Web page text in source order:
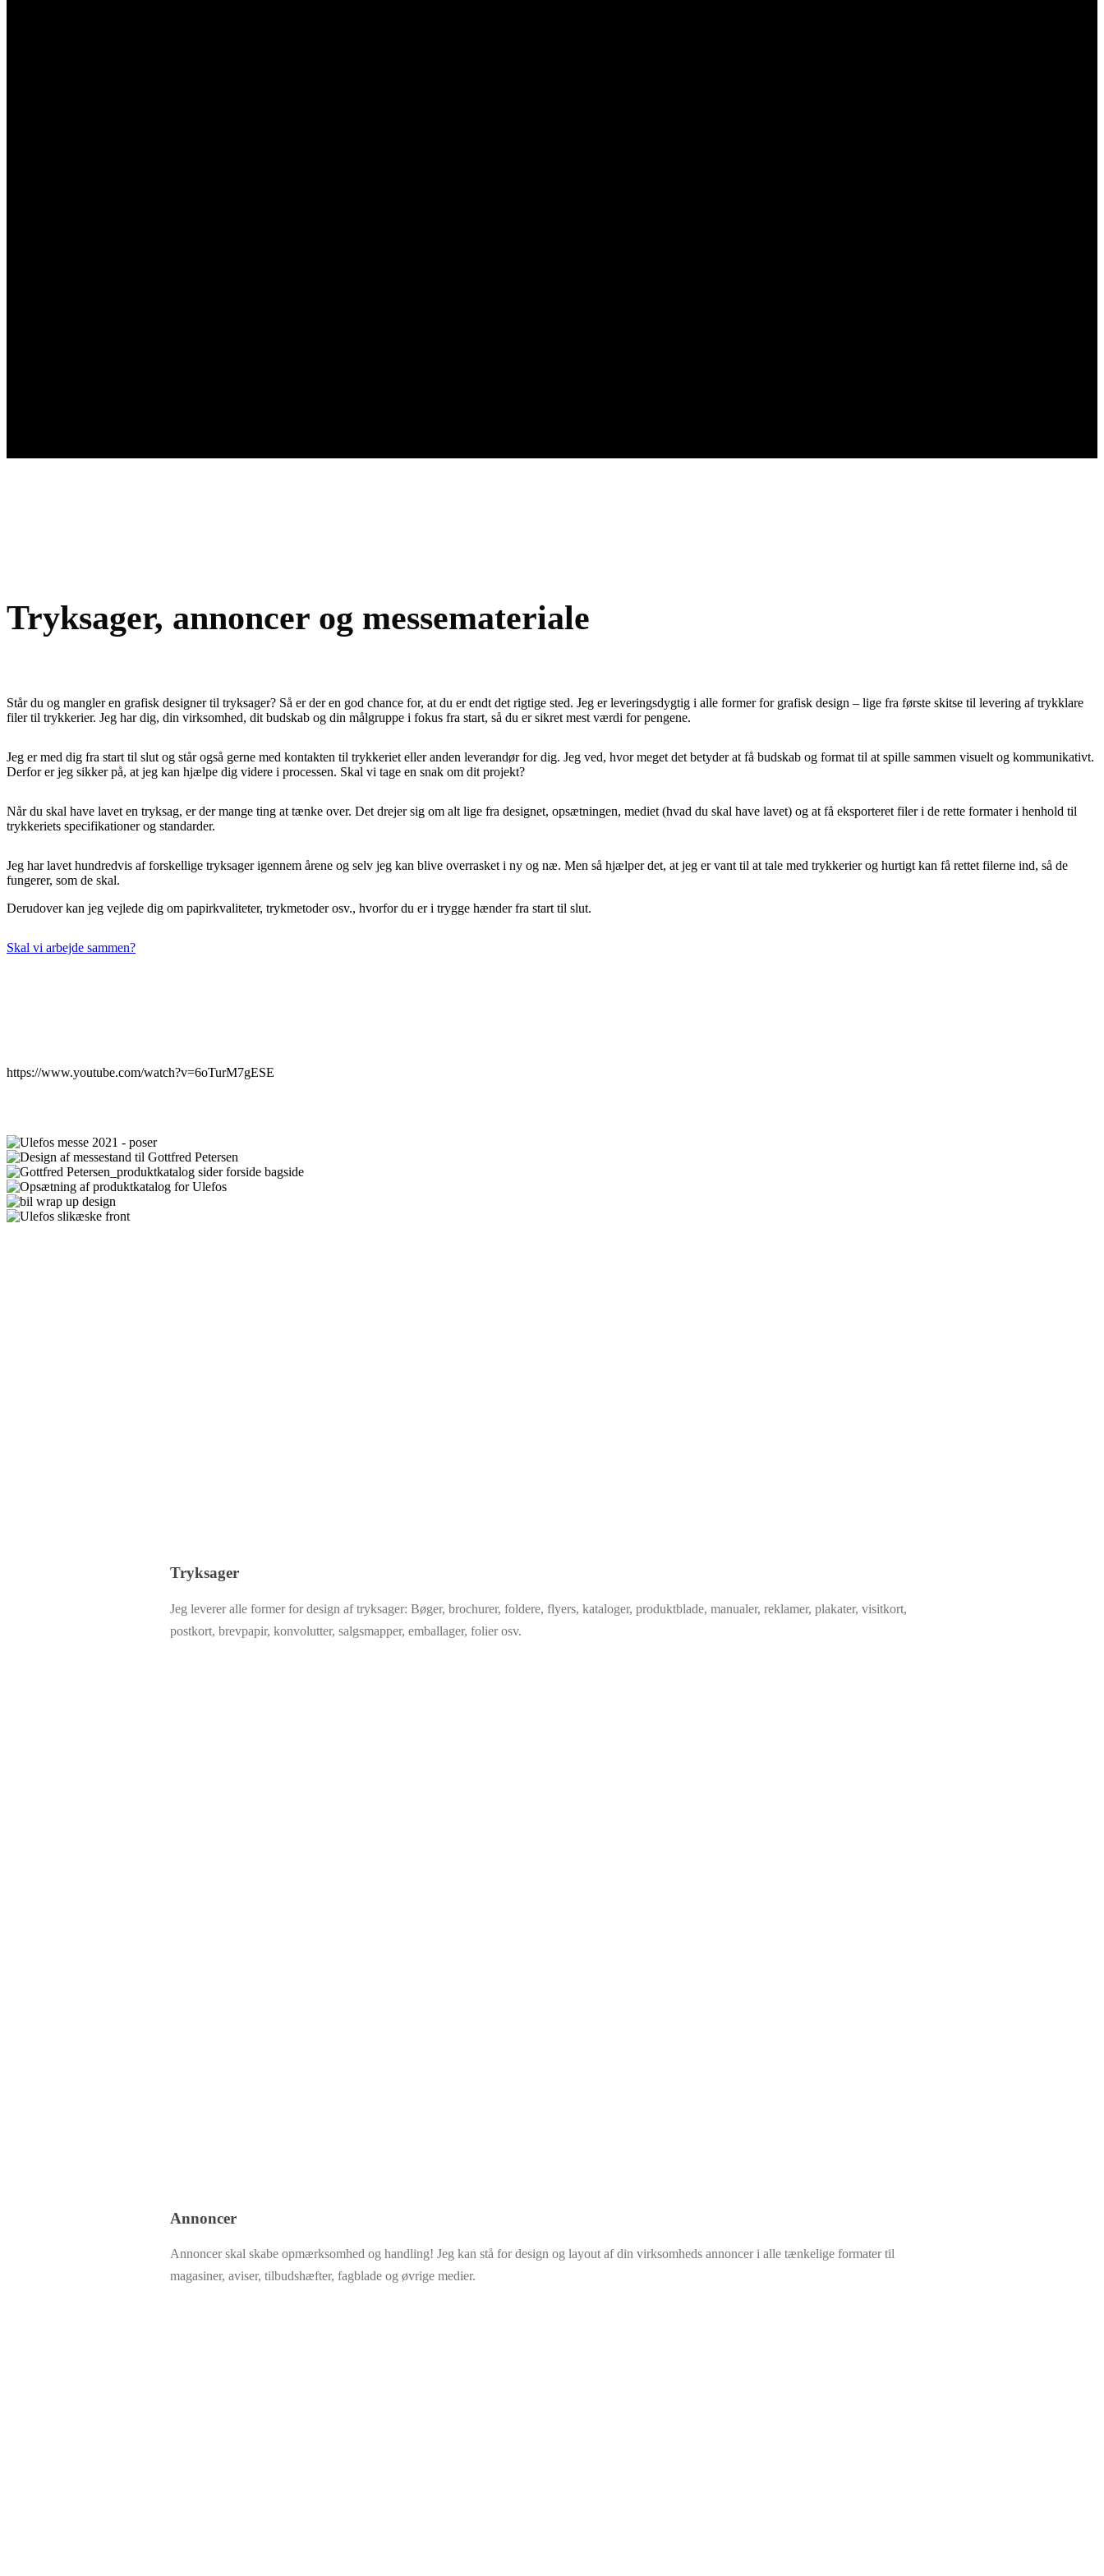
Tryksager, annoncer og messemateriale
Står du og mangler en grafisk designer til tryksager? Så er der en god chance for, at du er endt det rigtige sted. Jeg er leveringsdygtig i alle former for grafisk design – lige fra første skitse til levering af trykklare
filer til trykkerier. Jeg har dig, din virksomhed, dit budskab og din målgruppe i fokus fra start, så du er sikret mest værdi for pengene.
Jeg er med dig fra start til slut og står også gerne med kontakten til trykkeriet eller anden leverandør for dig. Jeg ved, hvor meget det betyder at få budskab og format til at spille sammen visuelt og kommunikativt.
Derfor er jeg sikker på, at jeg kan hjælpe dig videre i processen. Skal vi tage en snak om dit projekt?
Når du skal have lavet en tryksag, er der mange ting at tænke over. Det drejer sig om alt lige fra designet, opsætningen, mediet (hvad du skal have lavet) og at få eksporteret filer i de rette formater i henhold til
trykkeriets specifikationer og standarder.
Jeg har lavet hundredvis af forskellige tryksager igennem årene og selv jeg kan blive overrasket i ny og næ. Men så hjælper det, at jeg er vant til at tale med trykkerier og hurtigt kan få rettet filerne ind, så de
fungerer, som de skal.
Derudover kan jeg vejlede dig om papirkvaliteter, trykmetoder osv., hvorfor du er i trygge hænder fra start til slut.
Skal vi arbejde sammen?
https://www.youtube.com/watch?v=6oTurM7gESE
Tryksager
Jeg leverer alle former for design af tryksager: Bøger, brochurer, foldere, flyers, kataloger, produktblade, manualer, reklamer, plakater, visitkort,
postkort, brevpapir, konvolutter, salgsmapper, emballager, folier osv.
Annoncer
Annoncer skal skabe opmærksomhed og handling! Jeg kan stå for design og layout af din virksomheds annoncer i alle tænkelige formater til
magasiner, aviser, tilbudshæfter, fagblade og øvrige medier.